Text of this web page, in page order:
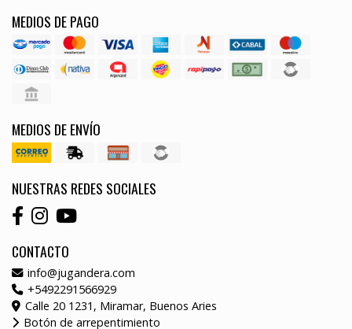
MEDIOS DE PAGO
MEDIOS DE ENVÍO
NUESTRAS REDES SOCIALES
CONTACTO
info@jugandera.com
+5492291566929
Calle 20 1231, Miramar, Buenos Aries
Botón de arrepentimiento